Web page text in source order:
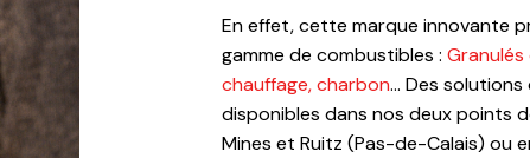
En effet, cette marque innovante
gamme de combustibles : Granulés
chauffage,charbon… Des solutions
disponibles dans nos deux points
Mines et Ruitz (Pas-de-Calais) ou